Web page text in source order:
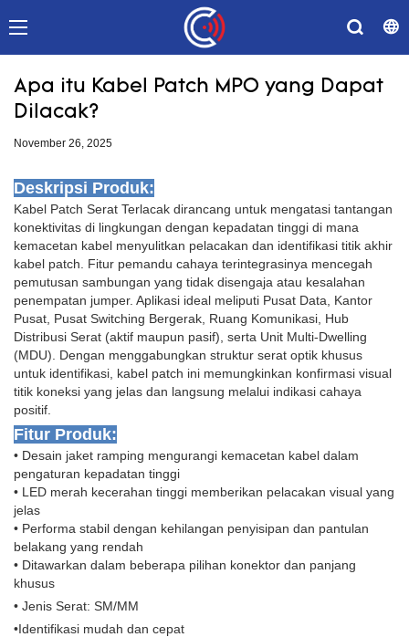
Apa itu Kabel Patch MPO yang Dapat
Dilacak?
November 26, 2025
Deskripsi Produk:
Kabel Patch Serat Terlacak dirancang untuk mengatasi tantangan
konektivitas di lingkungan dengan kepadatan tinggi di mana
kemacetan kabel menyulitkan pelacakan dan identifikasi titik akhir
kabel patch. Fitur pemandu cahaya terintegrasinya mencegah
pemutusan sambungan yang tidak disengaja atau kesalahan
penempatan jumper. Aplikasi ideal meliputi Pusat Data, Kantor
Pusat, Pusat Switching Bergerak, Ruang Komunikasi, Hub
Distribusi Serat (aktif maupun pasif), serta Unit Multi-Dwelling
(MDU). Dengan menggabungkan struktur serat optik khusus
untuk identifikasi, kabel patch ini memungkinkan konfirmasi visual
titik koneksi yang jelas dan langsung melalui indikasi cahaya
positif.
Fitur Produk:
• Desain jaket ramping mengurangi kemacetan kabel dalam
pengaturan kepadatan tinggi
• LED merah kecerahan tinggi memberikan pelacakan visual yang
jelas
• Performa stabil dengan kehilangan penyisipan dan pantulan
belakang yang rendah
• Ditawarkan dalam beberapa pilihan konektor dan panjang
khusus
• Jenis Serat: SM/MM
•Identifikasi mudah dan cepat